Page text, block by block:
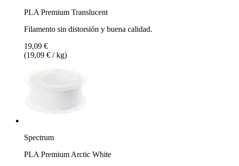
PLA Premium Translucent
Filamento sin distorsión y buena calidad.
19,09 €
(19,09 € / kg)
Spectrum
PLA Premium Arctic White